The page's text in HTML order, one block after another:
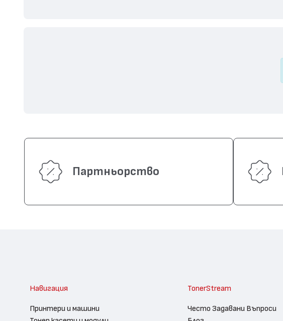
Партньорство
Навигация
Принтери и машини
TonerStream
Често Задавани Въпроси